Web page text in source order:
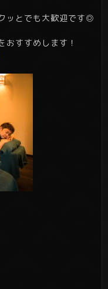
ッとでも大歓迎です◎
おすすめします！